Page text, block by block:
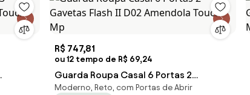
-
R$ 747,81
ou 12 tempo de R$ 69,24
Guarda Roupa Casal 6 Portas 2
Gavetas Flash II D02 Amendola Touch -
Moderno, Reto, com Portas de Abrir